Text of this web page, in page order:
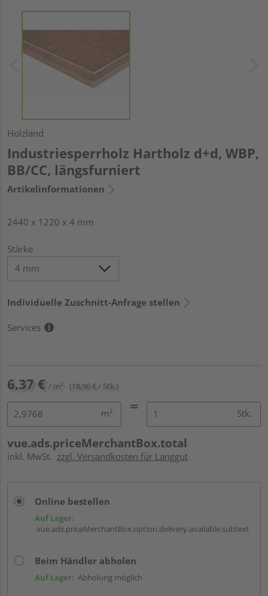
Holzland
Industriesperrholz Hartholz d+d, WBP,
BB/CC, längsfurniert
Artikelinformationen
2440 x 1220 x 4 mm
Stärke
Individuelle Zuschnitt-Anfrage stellen
Services
6,37 € / m² (18,96 € / Stk.)
m² Stk.
vue.ads.priceMerchantBox.total
inkl. MwSt. zzgl. Versandkosten für Langgut
Online bestellen
Auf Lager:
vue.ads.priceMerchantBox.option.delivery.available.subtext
Beim Händler abholen
Auf Lager: Abholung möglich